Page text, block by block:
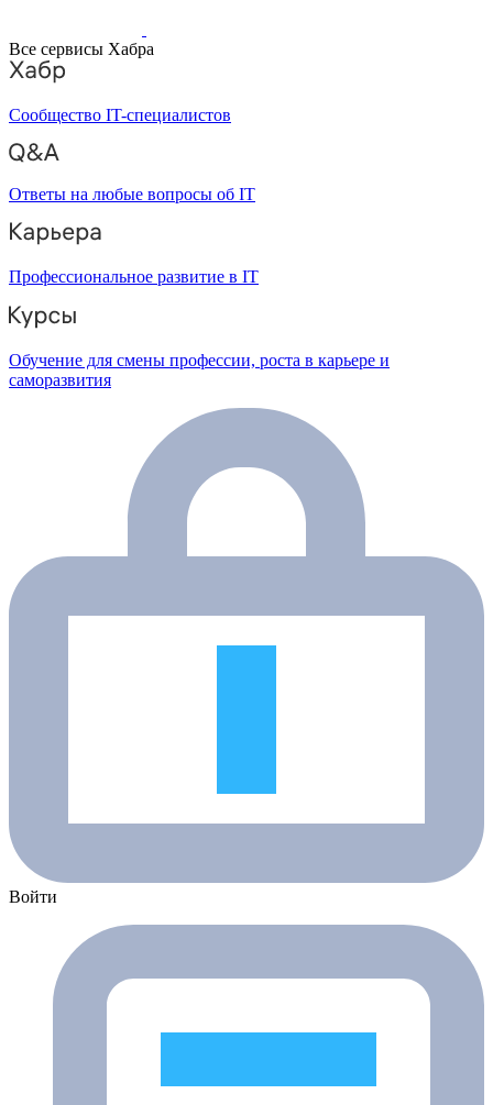
Все сервисы Хабра
Сообщество IT-специалистов
Ответы на любые вопросы об IT
Профессиональное развитие в IT
Обучение для смены профессии, роста в карьере и
саморазвития
Войти